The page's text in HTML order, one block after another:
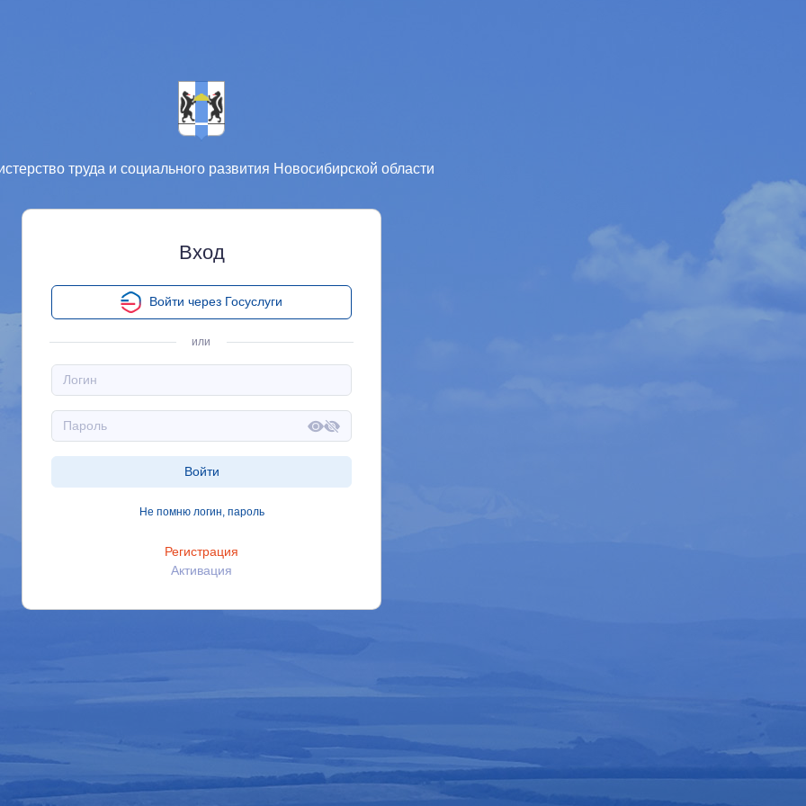
труда и социального развития Новосибирской области
Вход
Войти через Госуслуги
или
Войти
Не помню логин, пароль
Регистрация
Активация